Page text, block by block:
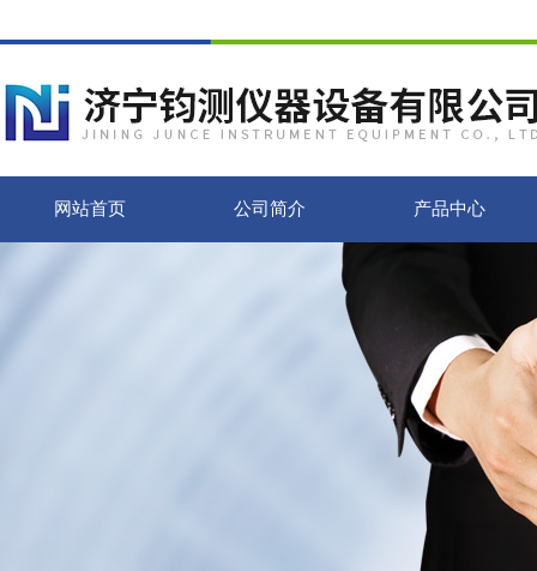
网站首页 公司简介 产品中心